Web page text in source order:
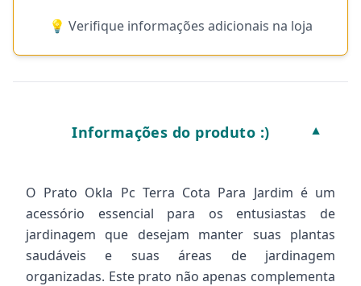
💡 Verifique informações adicionais na loja
Informações do produto :) ▼
O Prato Okla Pc Terra Cota Para Jardim é um
acessório essencial para os entusiastas de
jardinagem que desejam manter suas plantas
saudáveis e suas áreas de jardinagem
organizadas. Este prato não apenas complementa